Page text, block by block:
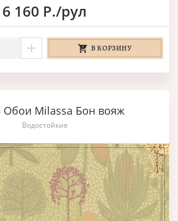
6 160 Р./рул
В КОРЗИНУ
Обои Milassa Бон вояж
Водостойкие